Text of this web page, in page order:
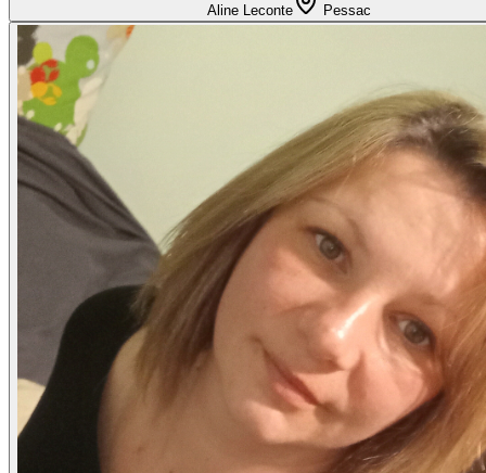
Aline Leconte Pessac